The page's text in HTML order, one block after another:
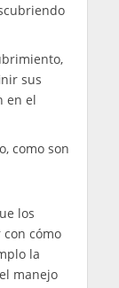
sus
en el
como son
los
cómo
la
manejo